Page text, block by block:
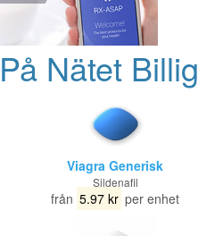
Nätet Billig
Viagra Generisk
Sildenafil
från 5.97 kr per enhet